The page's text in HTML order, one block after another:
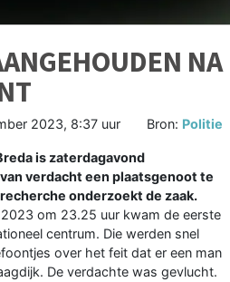
NA
2023, 8:37 uur Bron: Politie
is zaterdagavond
verdacht een plaatsgenoot te
onderzoekt de zaak.
om 23.25 uur kwam de eerste
centrum. Die werden snel
over het feit dat er een man
De verdachte was gevlucht.